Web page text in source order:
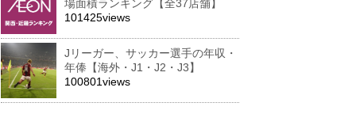
場面積ランキング【全37店舗】
101425views
Jリーガー、サッカー選手の年収・
年俸【海外・J1・J2・J3】
100801views